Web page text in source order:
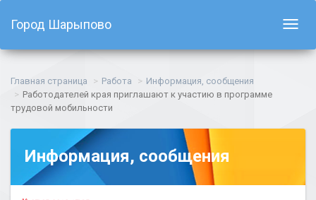
Город Шарыпово
Главная страница Работа
Информация, сообщения
Работодателей края приглашают к участию в программе
трудовой мобильности
Информация, сообщения